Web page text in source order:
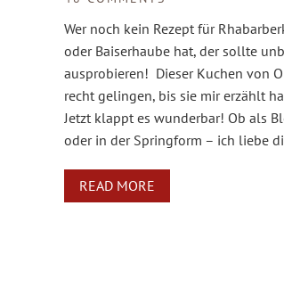
Wer noch kein Rezept für
oder Baiserhaube hat, der sollte
ausprobieren! Dieser Kuchen von
recht gelingen, bis sie mir erzählt
Jetzt klappt es wunderbar! Ob als
oder in der Springform – ich liebe
READ MORE